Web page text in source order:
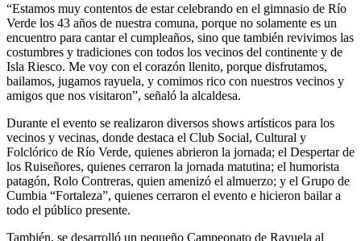
“Estamos muy contentos de estar celebrando en el gimnasio de Río
Verde los 43 años de nuestra comuna, porque no solamente es un
encuentro para cantar el cumpleaños, sino que también revivimos las
costumbres y tradiciones con todos los vecinos del continente y de
Isla Riesco. Me voy con el corazón llenito, porque disfrutamos,
bailamos, jugamos rayuela, y comimos rico con nuestros vecinos y
amigos que nos visitaron”, señaló la alcaldesa.
Durante el evento se realizaron diversos shows artísticos para los
vecinos y vecinas, donde destaca el Club Social, Cultural y
Folclórico de Río Verde, quienes abrieron la jornada; el Despertar de
los Ruiseñores, quienes cerraron la jornada matutina; el humorista
patagón, Rolo Contreras, quien amenizó el almuerzo; y el Grupo de
Cumbia “Fortaleza”, quienes cerraron el evento e hicieron bailar a
todo el público presente.
También, se desarrolló un pequeño Campeonato de Rayuela al